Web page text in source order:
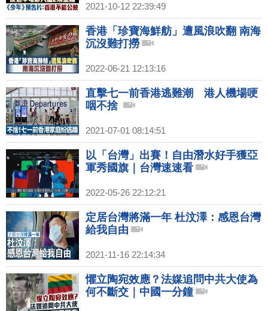
2021-10-12 22:39:49
香港「珍寶海鮮舫」遭風浪吹翻 南海
沉沒難打撈
2022-06-21 12:13:16
直擊七一前香港逃難潮 港人機場哽
咽不捨
2021-07-01 08:14:51
以「台灣」出賽！自由潛水好手獲亞
軍秀國旗｜台灣速速看
2022-05-26 22:12:21
定居台灣將滿一年 杜汶澤：感恩台灣
給我自由
2021-11-16 22:14:34
懼立陶宛效應？法媒追問中共大使為
何不斷交｜中國一分鐘